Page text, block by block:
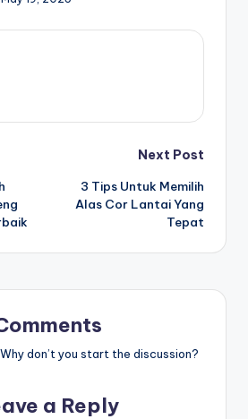
Next Post
3 Tips Untuk Memilih
Alas Cor Lantai Yang
Tepat
don’t you start the discussion?
a Reply